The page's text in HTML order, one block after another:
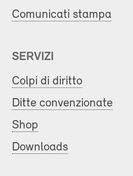
Comunicati stampa
SERVIZI
Colpi di diritto
Ditte convenzionate
Shop
Downloads